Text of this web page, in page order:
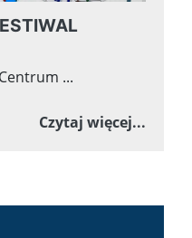
...
Czytaj więcej...o X